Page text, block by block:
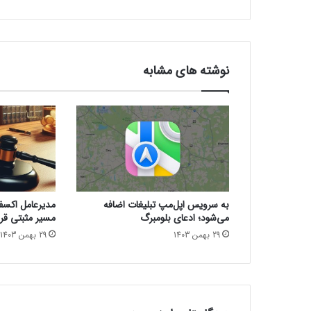
ا
ز
ا
ن
س
ن
؛
ب
و
ن
و
ب
ه
نوشته های مشابه
به سرویس اپل‌مپ تبلیغات اضافه
می‌شود؛ ادعای بلومبرگ
29 بهمن 1403
مدیرعامل
مسیر مثبتی
29 بهمن 1403